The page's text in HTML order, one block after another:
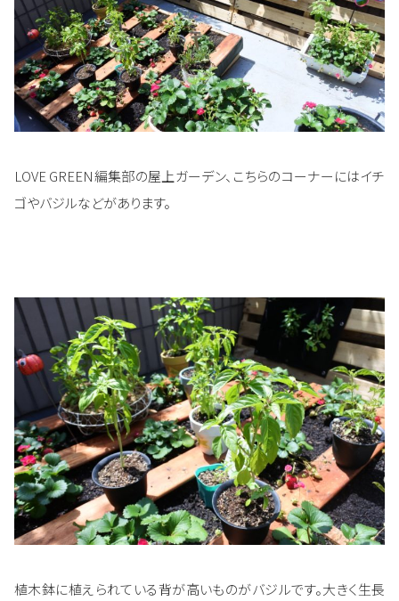
LOVE GREEN編集部の屋上ガーデン、こちらのコーナーにはイチ
ゴやバジルなどがあります。
植木鉢に植えられている背が高いものがバジルです。大きく生長